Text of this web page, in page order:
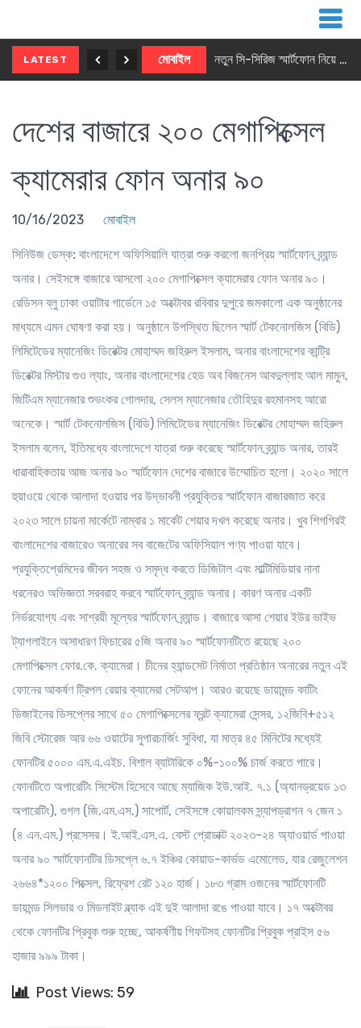
LATEST মোবাইল নতুন সি-সিরিজ স্মার্টফোন নিয়ে আসছে রিয়েলমি
দেশের বাজারে ২০০ মেগাপিক্সেল
ক্যামেরার ফোন অনার ৯০
10/16/2023 মোবাইল
সিনিউজ ডেস্ক: বাংলাদেশে অফিসিয়ালি যাত্রা শুরু করলো জনপ্রিয় স্মার্টফোন ব্র্যান্ড
অনার। সেইসঙ্গে বাজারে আসলো ২০০ মেগাপিক্সেল ক্যামেরার ফোন অনার ৯০।
রেডিসন ব্লু ঢাকা ওয়াটার গার্ডেনে ১৫ অক্টোবর রবিবার দুপুরে জমকালো এক অনুষ্ঠানের
মাধ্যমে এমন ঘোষণা করা হয়। অনুষ্ঠানে উপস্থিত ছিলেন স্মার্ট টেকনোলজিস (বিডি)
লিমিটেডের ম্যানেজিং ডিরেক্টর মোহাম্মদ জহিরুল ইসলাম, অনার বাংলাদেশের কান্ট্রি
ডিরেক্টর মিস্টার গুও ল্যাং, অনার বাংলাদেশের হেড অব বিজনেস আবদুল্লাহ আল মামুন,
জিটিএম ম্যানেজার শুভংকর গোলদার, সেলস ম্যানেজার তৌহিদুর রহমানসহ আরো
অনেকে। স্মার্ট টেকনোলজিস (বিডি) লিমিটেডের ম্যানেজিং ডিরেক্টর মোহাম্মদ জহিরুল
ইসলাম বলেন, ইতিমধ্যে বাংলাদেশে যাত্রা শুরু করেছে স্মার্টফোন ব্র্যান্ড অনার, তারই
ধারাবাহিকতায় আজ অনার ৯০ স্মার্টফোন দেশের বাজারে উম্মোচিত হলো। ২০২০ সালে
হুয়াওয়ে থেকে আলাদা হওয়ার পর উদ্ভাবনী প্রযুক্তির স্মার্টফোন বাজারজাত করে
২০২৩ সালে চায়না মার্কেটে নাম্বার ১ মার্কেট শেয়ার দখল করেছে অনার। খুব শিগগিরই
বাংলাদেশের বাজারেও অনারের সব বাজেটের অফিসিয়াল পণ্য পাওয়া যাবে।
প্রযুক্তিপ্রেমিদের জীবন সহজ ও সমৃদ্ধ করতে ডিজিটাল এবং মাল্টিমিডিয়ার নানা
ধরনেরও অভিজ্ঞতা সরবরাহ করবে স্মার্টফোন ব্র্যান্ড অনার। কারণ অনার একটি
নির্ভরযোগ্য এবং সাশ্রয়ী মূল্যের স্মার্টফোন ব্র্যান্ড। বাজারে আসা শেয়ার ইউর ভাইভ
ট্যাগলাইনে অসাধারণ ফিচারের ৫জি অনার ৯০ স্মার্টফোনটিতে রয়েছে ২০০
মেগাপিক্সেল ফোর.কে. ক্যামেরা। চীনের হ্যান্ডসেট নির্মাতা প্রতিষ্ঠান অনারের নতুন এই
ফোনের আকর্ষণ ট্রিপল রেয়ার ক্যামেরা সেটআপ। আরও রয়েছে ডায়ামন্ড কাটিং
ডিজাইনের ডিসপ্লের সাথে ৫০ মেগাপিক্সেলের ফ্রন্ট ক্যামেরা সেন্সর, ১২জিবি+৫১২
জিবি স্টোরেজ আর ৬৬ ওয়াটের সুপারচার্জিং সুবিধা, যা মাত্র ৪৫ মিনিটের মধ্যেই
ফোনটির ৫০০০ এম.এ.এইচ. বিশাল ব্যাটারিকে ০%-১০০% চার্জ করতে পারে।
ফোনটিতে অপারেটিং সিস্টেম হিসেবে আছে ম্যাজিক ইউ.আই. ৭.১ (অ্যানড্রয়েড ১৩
অপারেটিং), গুগল (জি.এম.এস.) সাপোর্ট, সেইসঙ্গে কোয়ালকম স্ন্যাপড্রাগন ৭ জেন ১
(৪ এন.এম.) প্রসেসর। ই.আই.এস.এ. বেস্ট প্রোডাক্ট ২০২৩-২৪ অ্যাওয়ার্ড পাওয়া
অনার ৯০ স্মার্টফোনটির ডিসপ্লে ৬.৭ ইঞ্চির কোয়াড-কার্ভড এমোলেড, যার রেজুলেশন
২৬৬৪*১২০০ পিক্সেল, রিফ্রেশ রেট ১২০ হার্জ। ১৮৩ গ্রাম ওজনের স্মার্টফোনটি
ডায়মন্ড সিলভার ও মিডনাইট ব্ল্যাক এই দুই আলাদা রঙে পাওয়া যাবে। ১৭ অক্টোবর
থেকে ফোনটির প্রিবুক শুরু হচ্ছে, আকর্ষণীয় গিফটসহ ফোনটির প্রিবুক প্রাইস ৫৬
হাজার ৯৯৯ টাকা।
Post Views: 59